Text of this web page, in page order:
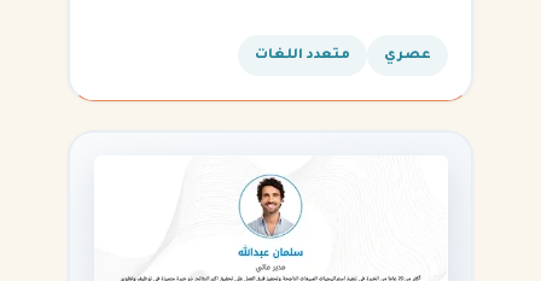
القادمة.
عصري متعدد اللغات